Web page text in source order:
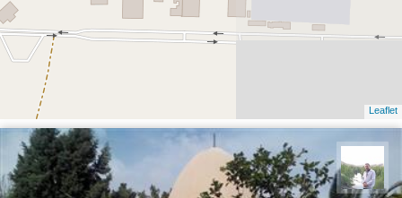
Leaflet
مهرداد زینلیان